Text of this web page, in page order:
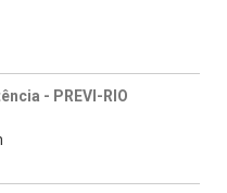
- PREVI-RIO